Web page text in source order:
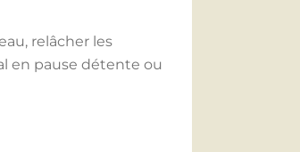
relâcher les
en pause détente ou